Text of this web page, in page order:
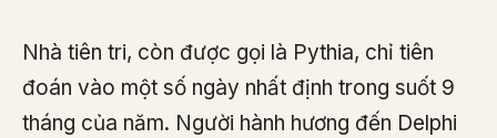
Nhà tiên tri, còn được gọi là Pythia, chỉ tiên
đoán vào một số ngày nhất định trong suốt 9
tháng của năm. Người hành hương đến Delphi